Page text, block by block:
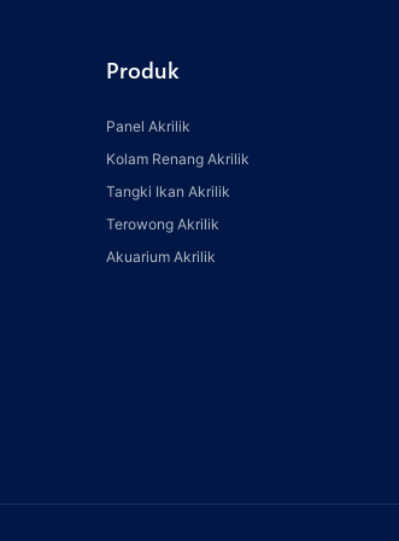
Produk
Panel Akrilik
Kolam Renang Akrilik
Tangki Ikan Akrilik
Terowong Akrilik
Akuarium Akrilik